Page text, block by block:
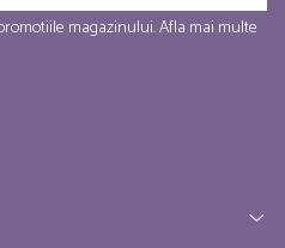
magazinului. Afla mai multe